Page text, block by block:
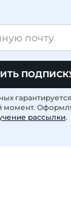
момент.
рассылки.